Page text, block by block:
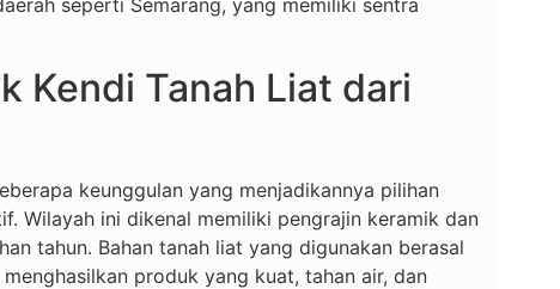
seperti Semarang, yang memiliki sentra
Kendi Tanah Liat dari
keunggulan yang menjadikannya pilihan
Wilayah ini dikenal memiliki pengrajin keramik dan
tahun. Bahan tanah liat yang digunakan berasal
produk yang kuat, tahan air, dan